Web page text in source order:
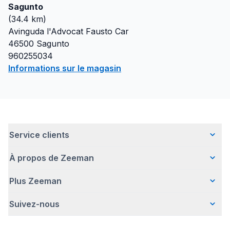
Sagunto
(34.4 km)
Avinguda l'Advocat Fausto Car
46500 Sagunto
960255034
Informations sur le magasin
Service clients
Questions fréquentes
Livraison
Retour d'articles
À propos de Zeeman
Qui sommes-nous ?
Une entreprise responsable
Plus Zeeman
Avertissement de sécurité
Suivez-nous